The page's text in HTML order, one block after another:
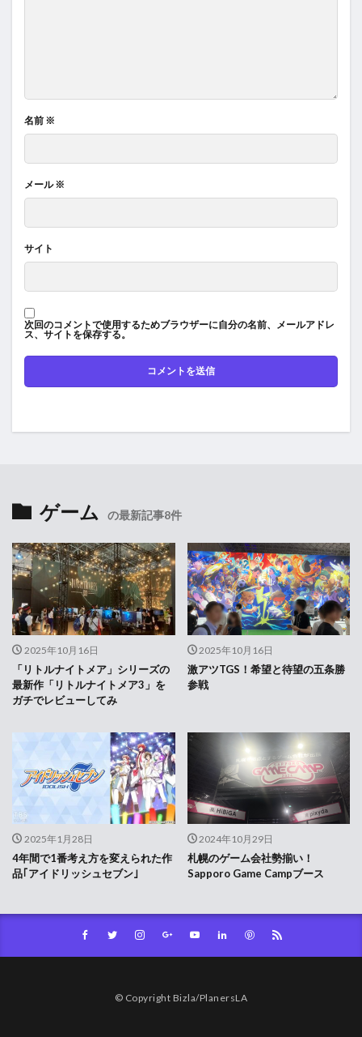
名前 ※
メール※
サイト
次回のコメントで使用するためブラウザーに自分の名前、メールアドレ
ス、サイトを保存する。
ゲーム の最新記事8件
2025年10月16日
「リトルナイトメア」シリーズの
最新作「リトルナイトメア3」を
ガチでレビューしてみ
2025年10月16日
激アツTGS！希望と待望の五条勝
参戦
2025年1月28日
4年間で1番考え方を変えられた作
品｢アイドリッシュセブン｣
2024年10月29日
札幌のゲーム会社勢揃い！
Sapporo Game Campブース
© Copyright Bizla/PlanersLA